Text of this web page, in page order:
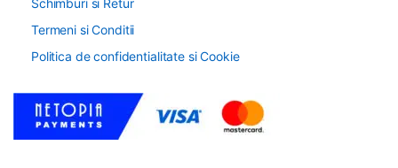
Termeni si Conditii
Politica de confidentialitate si Cookie